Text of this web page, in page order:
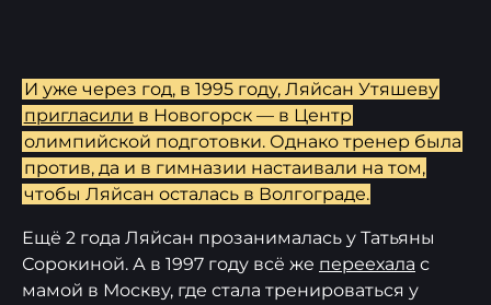
И уже через год, в 1995 году, Ляйсан Утяшеву
пригласили в Новогорск — в Центр
олимпийской подготовки. Однако тренер была
против, да и в гимназии настаивали на том,
чтобы Ляйсан осталась в Волгограде.
Ещё 2 года Ляйсан прозанималась у Татьяны
Сорокиной. А в 1997 году всё же переехала с
мамой в Москву, где стала тренироваться у